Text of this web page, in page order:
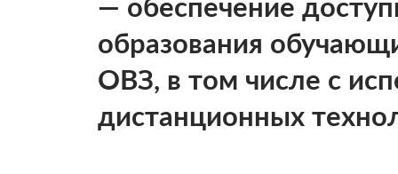
— обеспечение
образования
ОВЗ, в том числе с
дистанционных